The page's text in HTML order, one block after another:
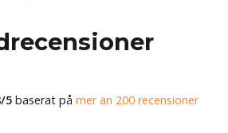
5baserat på mer än 200 recensioner